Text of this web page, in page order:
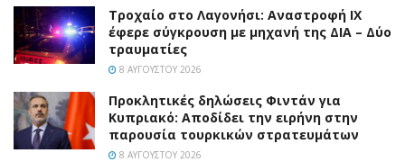
Τροχαίο στο Λαγονήσι: Αναστροφή ΙΧ
έφερε σύγκρουση με μηχανή της ΔΙΑ – Δύο
τραυματίες
8 ΑΥΓΟΎΣΤΟΥ 2026
Προκλητικές δηλώσεις Φιντάν για
Κυπριακό: Αποδίδει την ειρήνη στην
παρουσία τουρκικών στρατευμάτων
8 ΑΥΓΟΎΣΤΟΥ 2026